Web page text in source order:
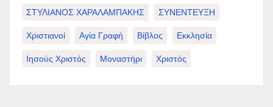
ΣΤΥΛΙΑΝΟΣ ΧΑΡΑΛΑΜΠΑΚΗΣ ΣΥΝΕΝΤΕΥΞΗ
Χριστιανοί Αγία Γραφή Βίβλος Εκκλησία
Ιησούς Χριστός Μοναστήρι Χριστός